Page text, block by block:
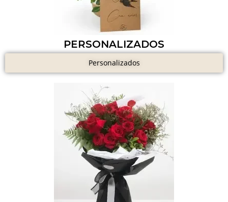
PERSONALIZADOS
Personalizados